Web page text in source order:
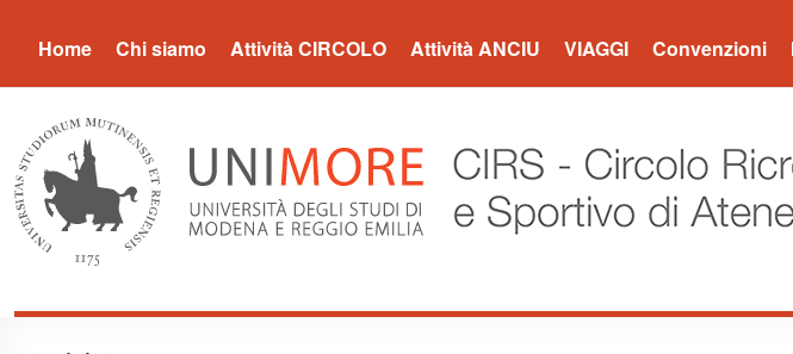
CIRS UNIMORE
Home Chi siamo Attività CIRCOLO Attività ANCIU VIAGGI Convenzioni